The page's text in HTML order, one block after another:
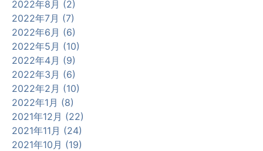
2022年8月 (2)
2022年7月 (7)
2022年6月 (6)
2022年5月 (10)
2022年4月 (9)
2022年3月 (6)
2022年2月 (10)
2022年1月 (8)
2021年12月 (22)
2021年11月 (24)
2021年10月 (19)